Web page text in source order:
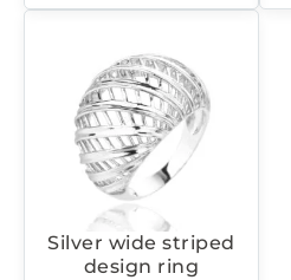
Silver wide striped
design ring